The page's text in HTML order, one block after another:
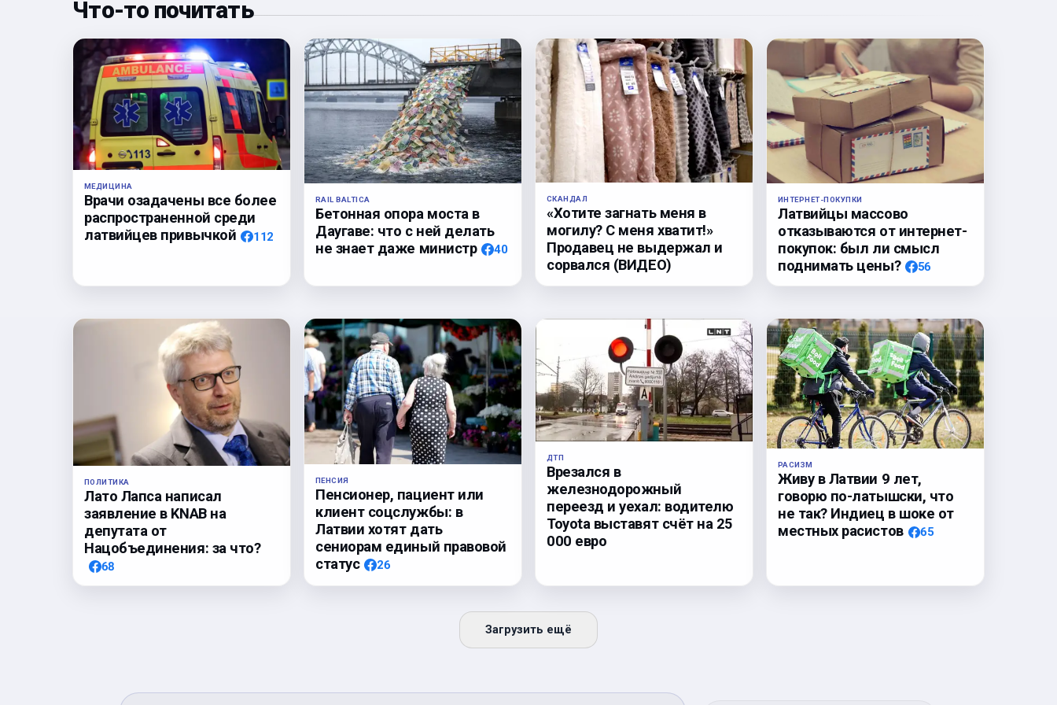
Что-то почитать
МЕДИЦИНА
Врачи озадачены все более
распространенной среди
латвийцев привычкой
112
RAIL BALTICA
Бетонная опора моста в
Даугаве: что с ней делать
не знает даже министр
40
СКАНДАЛ
«Хотите загнать меня в
могилу? С меня хватит!»
Продавец не выдержал и
сорвался (ВИДЕО)
ИНТЕРНЕТ-ПОКУПКИ
Латвийцы массово
отказываются от интернет-
покупок: был ли смысл
поднимать цены?
56
ПОЛИТИКА
Лато Лапса написал
заявление в KNAB на
депутата от
Нацобъединения: за что?
68
ПЕНСИЯ
Пенсионер, пациент или
клиент соцслужбы: в
Латвии хотят дать
сениорам единый правовой
статус
26
ДТП
Врезался в
железнодорожный
переезд и уехал: водителю
Toyota выставят счёт на 25
000 евро
РАСИЗМ
Живу в Латвии 9 лет,
говорю по-латышски, что
не так? Индиец в шоке от
местных расистов
65
Загрузить ещё